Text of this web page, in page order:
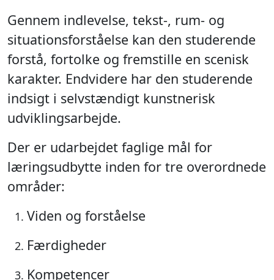
Gennem indlevelse, tekst-, rum- og
situationsforståelse kan den studerende
forstå, fortolke og fremstille en scenisk
karakter. Endvidere har den studerende
indsigt i selvstændigt kunstnerisk
udviklingsarbejde.
Der er udarbejdet faglige mål for
læringsudbytte inden for tre overordnede
områder:
Viden og forståelse
Færdigheder
Kompetencer